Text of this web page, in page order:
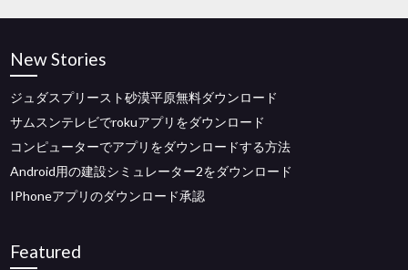
New Stories
ジュダスプリースト砂漠平原無料ダウンロード
サムスンテレビでrokuアプリをダウンロード
コンピューターでアプリをダウンロードする方法
Android用の建設シミュレーター2をダウンロード
IPhoneアプリのダウンロード承認
Featured